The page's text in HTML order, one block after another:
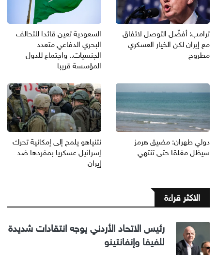
ترامب: أفضّل التوصل لاتفاق
مع إيران لكن الخيار العسكري
مطروح
السعودية تعين قائدا للتحالف
البحري الدفاعي متعدد
الجنسيات.. واجتماع للدول
المؤسسة قريبا
دولي طهران: مضيق هرمز
سيظل مغلقا حتى تنتهي
نتنياهو يلمح إلى إمكانية تحرك
إسرائيل عسكريا بمفردها ضد
إيران
الاكثر قراءة
رئيس الاتحاد الأردني يوجه انتقادات شديدة
للفيفا وإنفانتينو